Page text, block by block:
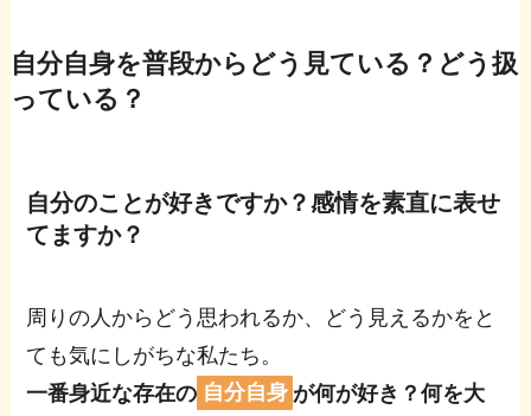
自分自身を普段からどう見ている？どう扱
っている？
自分のことが好きですか？感情を素直に表せ
てますか？
周りの人からどう思われるか、どう見えるかをと
ても気にしがちな私たち。
一番身近な存在の 自分自身 が何が好き？何を大